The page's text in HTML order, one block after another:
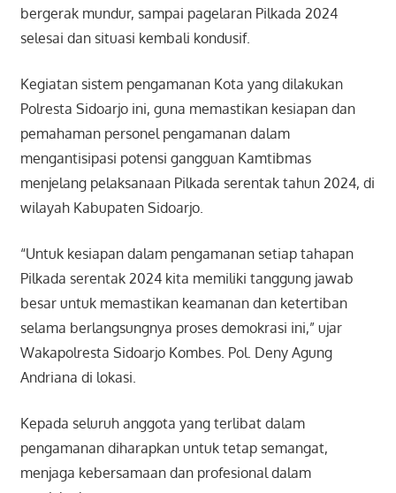
bergerak mundur, sampai pagelaran Pilkada 2024
selesai dan situasi kembali kondusif.
Kegiatan sistem pengamanan Kota yang dilakukan
Polresta Sidoarjo ini, guna memastikan kesiapan dan
pemahaman personel pengamanan dalam
mengantisipasi potensi gangguan Kamtibmas
menjelang pelaksanaan Pilkada serentak tahun 2024, di
wilayah Kabupaten Sidoarjo.
“Untuk kesiapan dalam pengamanan setiap tahapan
Pilkada serentak 2024 kita memiliki tanggung jawab
besar untuk memastikan keamanan dan ketertiban
selama berlangsungnya proses demokrasi ini,” ujar
Wakapolresta Sidoarjo Kombes. Pol. Deny Agung
Andriana di lokasi.
Kepada seluruh anggota yang terlibat dalam
pengamanan diharapkan untuk tetap semangat,
menjaga kebersamaan dan profesional dalam